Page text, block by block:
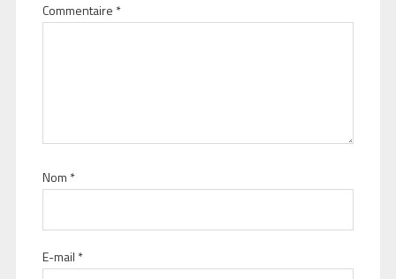
Commentaire *
Nom *
E-mail *